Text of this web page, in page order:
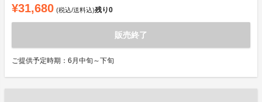
¥31,680 (税込/送料込)残り0
販売終了
ご提供予定時期：6月中旬～下旬